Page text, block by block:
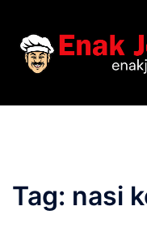
content
Tag: nasi